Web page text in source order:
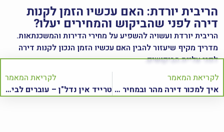
הריבית יורדת: האם עכשיו הזמן לקנות
דירה לפני שהביקוש והמחירים יעלו?
הריבית יורדת ועשויה להשפיע על מחירי הדירות והמשכנתאות.
מדריך מקיף שיעזור להבין האם עכשיו הזמן הנכון לקנות דירה
לפני עליית הביקושים.
לקריאת המאמר
איך למכור דירה מהר ובמחיר נכון? המדריך המלא שיחסוך לכם זמן, טעויות והורדת מחיר
לקריאת המאמר
טרייד אין נדל"ן – עוברים לבית חדש ואנחנו נדאג למכור את הישנה